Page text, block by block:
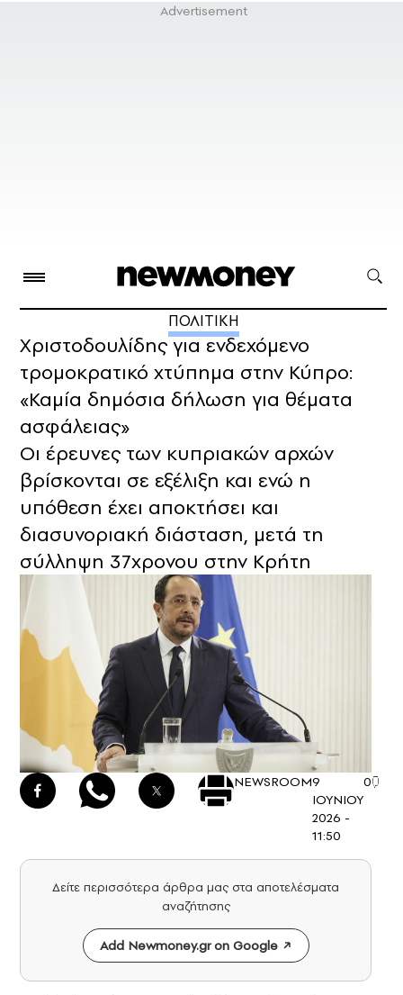
ΠΟΛΙΤΙΚΗ
Χριστοδουλίδης για ενδεχόμενο
τρομοκρατικό χτύπημα στην Κύπρο:
«Καμία δημόσια δήλωση για θέματα
ασφάλειας»
Οι έρευνες των κυπριακών αρχών
βρίσκονται σε εξέλιξη και ενώ η
υπόθεση έχει αποκτήσει και
διασυνοριακή διάσταση, μετά τη
σύλληψη 37χρονου στην Κρήτη
NEWSROOM9
ΙΟΥΝΙΟΥ
2026 -
11:50
0
Δείτε περισσότερα άρθρα μας στα αποτελέσματα
αναζήτησης
Add Newmoney.gr on Google